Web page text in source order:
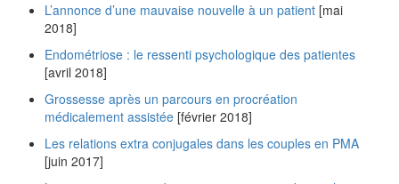
L’annonce d’une mauvaise nouvelle à un patient [mai
2018]
Endométriose : le ressenti psychologique des patientes
[avril 2018]
Grossesse après un parcours en procréation
médicalement assistée [février 2018]
Les relations extra conjugales dans les couples en PMA
[juin 2017]